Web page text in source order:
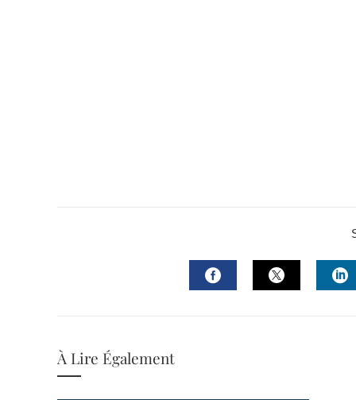
À Lire Également